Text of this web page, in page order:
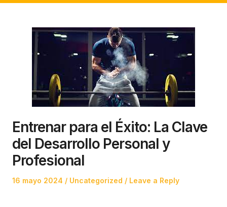
Entrenar para el Éxito: La Clave
del Desarrollo Personal y
Profesional
Posted
16 mayo 2024
Posted
Uncategorized Leave a Reply